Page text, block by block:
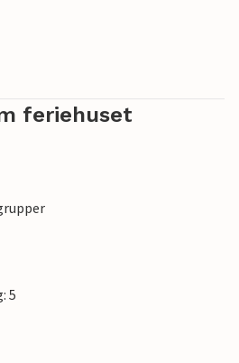
likevel allerede 5-stjerners
opphold. Eventuelle
vil ikke påvirke din
feriehuset
5